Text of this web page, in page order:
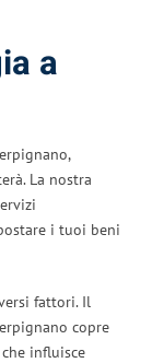
a
La nostra
i tuoi beni
fattori. Il
copre
influisce